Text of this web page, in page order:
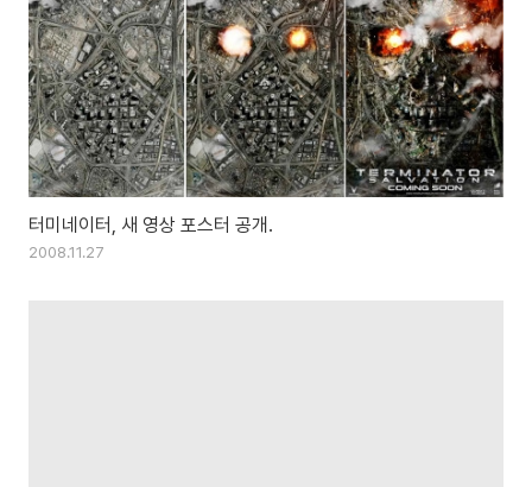
터미네이터, 새 영상 포스터 공개.
2008.11.27